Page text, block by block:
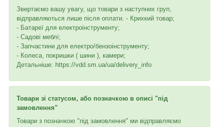
Звертаємо вашу увагу, що товари з наступних груп,
відправляються лише після оплати. - Крихкий товар;
- Батареї для електроінструменту;
- Садові меблі;
- Запчастини для електро/бензоінструменту;
- Колеса, покришки ( шини ), камери;
Детальніше: https://vdd.sm.ua/ua/delivery_info
Товари зі статусом, або позначкою в описі "під
замовлення"
Товари з позначкою "під замовлення" ми відправляємо